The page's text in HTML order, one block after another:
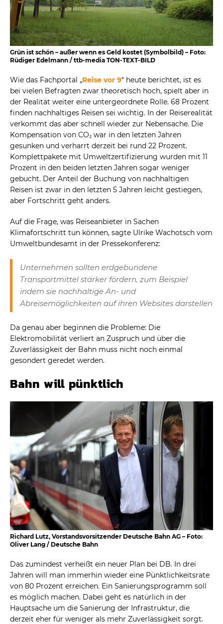
Grün ist schön – außer wenn es Geld kostet (Symbolbild) – Foto:
Rüdiger Edelmann / ttb-media TON-TEXT-BILD
Wie das Fachportal „Reise vor 9“ heute berichtet, ist es
bei vielen Befragten zwar theoretisch hoch, spielt aber in
der Realität weiter eine untergeordnete Rolle. 68 Prozent
finden nachhaltiges Reisen sei wichtig. In der Reiserealität
verkommt das aber schnell wieder zur Nebensache. Die
Kompensation von CO₂ war in den letzten Jahren
gesunken und verharrt derzeit bei rund 22 Prozent.
Komplettpakete mit Umweltzertifizierung wurden mit 11
Prozent in den beiden letzten Jahren sogar weniger
gebucht. Der Anteil der Buchung von nachhaltigen
Reisen ist zwar in den letzten 5 Jahren leicht gestiegen,
aber Fortschritt geht anders.
Auf die Frage, was Reiseanbieter in Sachen
Klimafortschritt tun können, sagte Ulrike Wachotsch vom
Umweltbundesamt in der Pressekonferenz:
Unternehmen sollten erdgebundene
Transportmittel stärker fördern, zum Beispiel
indem sie nachhaltige An- und
Abreisemöglichkeiten auf ihren Websites darstellen
Da genau aber beginnen die Probleme: Die
Elektromobilität verliert an Zuspruch und über die
Zuverlässigkeit der Bahn muss nicht noch einmal
gesondert geredet werden.
Bahn will pünktlich
Richard Lutz, Vorstandsvorsitzender Deutsche Bahn AG – Foto:
Oliver Lang / Deutsche Bahn
Das zumindest verheißt ein neuer Plan bei DB. In drei
Jahren will man immerhin wieder eine Pünktlichkeitsrate
von 80 Prozent erreichen. Ein Sanierungsprogramm soll
es möglich machen. Dabei geht es natürlich in der
Hauptsache um die Sanierung der Infrastruktur, die
derzeit eher für weniger als mehr Zuverlässigkeit sorgt.